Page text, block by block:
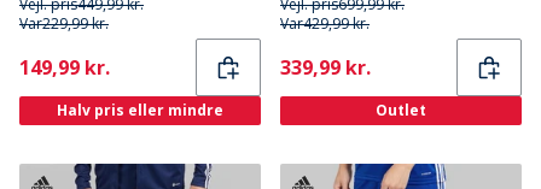
Vejl. pris449,99 kr.
Var229,99 kr.
Current
149,99 kr.
Halv pris eller mindre
Vejl. pris699,99 kr.
Var429,99 kr.
Current
339,99 kr.
Outlet